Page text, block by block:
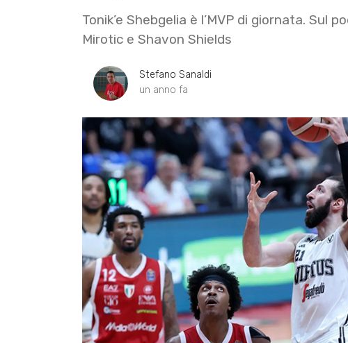
Tonik’e Shebgelia è l’MVP di giornata. Sul
Mirotic e Shavon Shields
Stefano Sanaldi
un anno fa